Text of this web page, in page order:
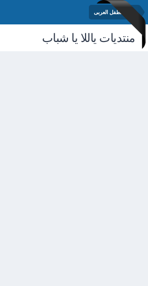
منتدى الطفل العربى
منتديات ياللا يا شباب